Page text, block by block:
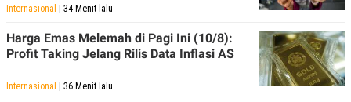
Internasional | 34 Menit lalu
Harga Emas Melemah di Pagi Ini (10/8):
Profit Taking Jelang Rilis Data Inflasi AS
Internasional | 36 Menit lalu